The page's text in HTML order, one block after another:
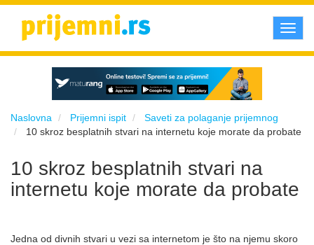
Naslovna Prijemni ispit
Saveti za polaganje prijemnog
10 skroz besplatnih stvari na internetu koje morate da probate
10 skroz besplatnih stvari na
internetu koje morate da probate
Jedna od divnih stvari u vezi sa internetom je što na njemu skoro